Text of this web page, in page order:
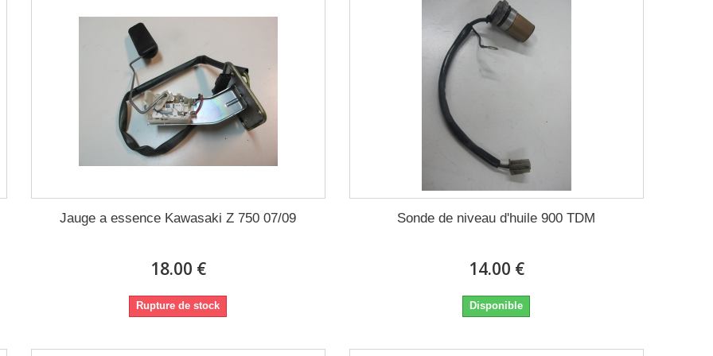
Jauge a essence Kawasaki Z 750 07/09
18.00 €
Rupture de stock
Sonde de niveau d'huile 900 TDM
14.00 €
Disponible